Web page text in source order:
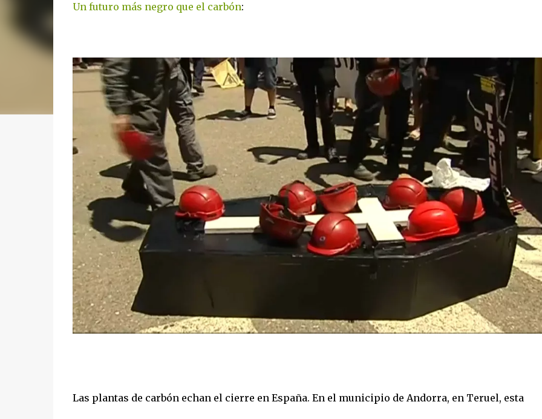
Un futuro más negro que el carbón:
Las plantas de carbón echan el cierre en España. En el municipio de Andorra, en Teruel, esta